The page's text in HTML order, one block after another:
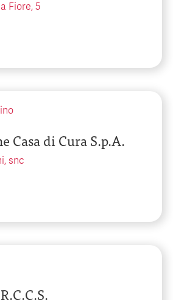
Fiore, 5
Casa di Cura S.p.A.
snc